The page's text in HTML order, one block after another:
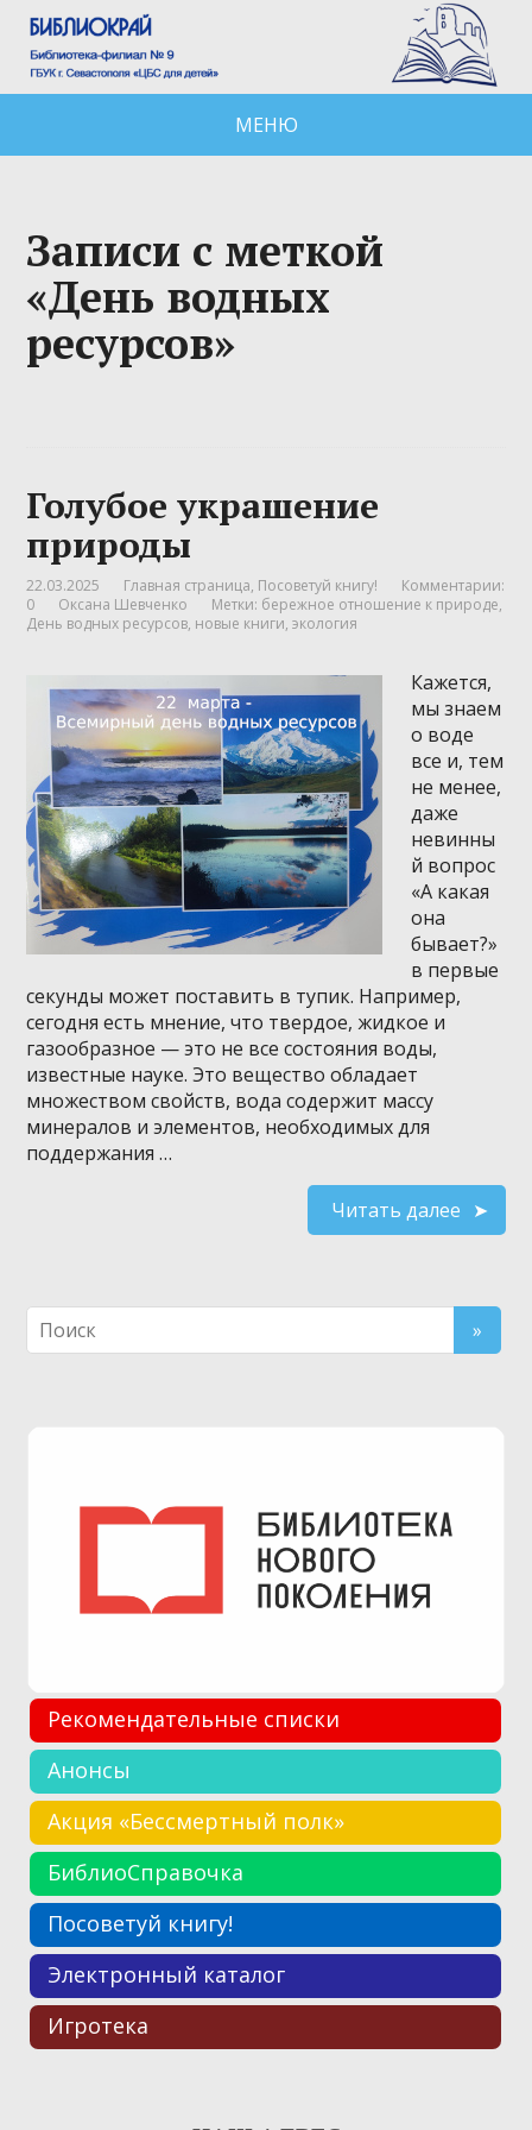
МЕНЮ
Записи с меткой
«День водных
ресурсов»
Голубое украшение
природы
22.03.2025 Главная страница, Посоветуй книгу!
Комментарии:
0
Оксана Шевченко Метки: бережное отношение к природе,
День водных ресурсов, новые книги,экология
Кажется,
мы знаем
о воде
все и, тем
не менее,
даже
невинны
й вопрос
«А какая
она
бывает?»
в первые
секунды может поставить в тупик. Например,
сегодня есть мнение, что твердое, жидкое и
газообразное — это не все состояния воды,
известные науке. Это вещество обладает
множеством свойств, вода содержит массу
минералов и элементов, необходимых для
поддержания …
Читать далее
Рекомендательные списки
Анонсы
Акция «Бессмертный полк»
БиблиоСправочка
Посоветуй книгу!
Электронный каталог
Игротека